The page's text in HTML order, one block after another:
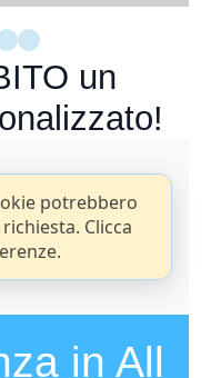
un
potrebbero
Clicca
in All